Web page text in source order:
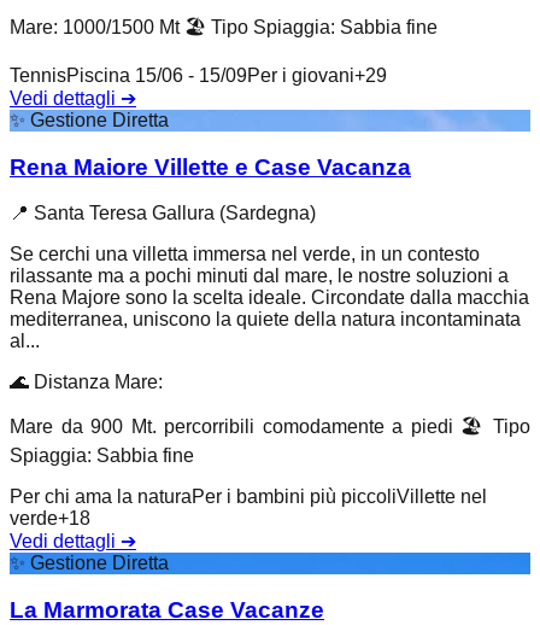
Mare: 1000/1500 Mt 🏖️ Tipo Spiaggia: Sabbia fine
TennisPiscina 15/06 - 15/09Per i giovani+29
Vedi dettagli ➔
✨ Gestione Diretta
Rena Maiore Villette e Case Vacanza
📍 Santa Teresa Gallura (Sardegna)
Se cerchi una villetta immersa nel verde, in un contesto
rilassante ma a pochi minuti dal mare, le nostre soluzioni a
Rena Majore sono la scelta ideale. Circondate dalla macchia
mediterranea, uniscono la quiete della natura incontaminata
al...
🌊 Distanza Mare:
Mare da 900 Mt. percorribili comodamente a piedi 🏖️ Tipo
Spiaggia: Sabbia fine
Per chi ama la naturaPer i bambini più piccoliVillette nel
verde+18
Vedi dettagli ➔
✨ Gestione Diretta
La Marmorata Case Vacanze